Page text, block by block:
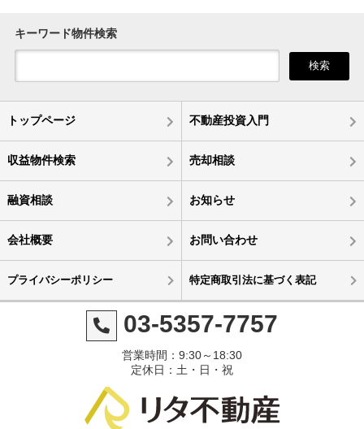
キーワード物件検索
検索
トップページ 不動産投資入門
収益物件検索 売却相談
融資相談 お知らせ
会社概要 お問い合わせ
プライバシーポリシー 特定商取引法に基づく表記
03-5357-7757
営業時間：9:30～18:30
定休日：土・日・祝